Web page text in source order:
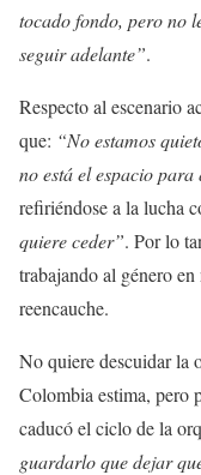
tocado fondo, pero no
seguir adelante”.
Respecto al escenario
que: “No estamos
no está el espacio
refiriéndose a la lucha
quiere ceder”. Por lo
trabajando al género
reencauche.
No quiere descuidar la
Colombia estima, pero
caducó el ciclo de la
guardarlo que dejar